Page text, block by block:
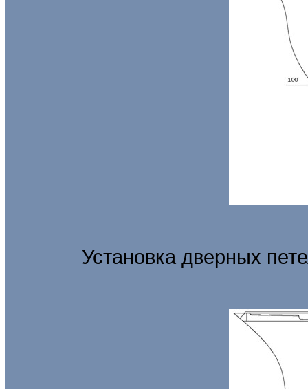
Установка дверных